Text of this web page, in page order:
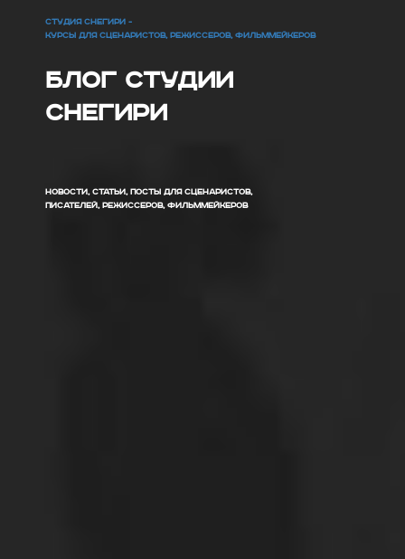
СТУДИЯ СНЕГИРИ -
КУРСЫ ДЛЯ СЦЕНАРИСТОВ, РЕЖИССЕРОВ, ФИЛЬММЕЙКЕРОВ
Блог Студии
Снегири
НОВОСТИ, СТАТЬИ, ПОСТЫ ДЛЯ СЦЕНАРИСТОВ,
ПИСАТЕЛЕЙ, РЕЖИССЕРОВ, ФИЛЬММЕЙКЕРОВ